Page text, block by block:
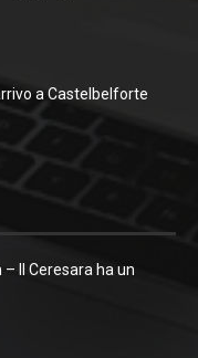
a Castelbelforte
Il Ceresara ha un